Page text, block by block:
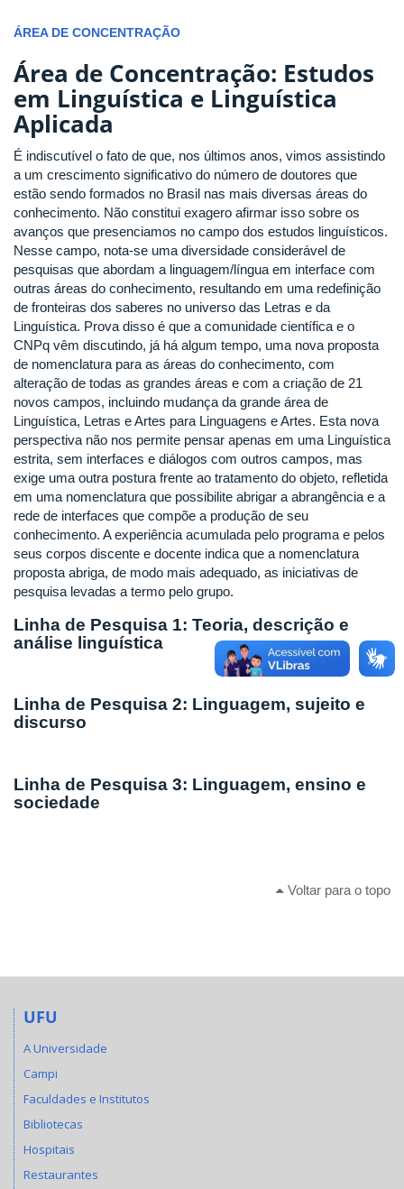
ÁREA DE CONCENTRAÇÃO
Área de Concentração: Estudos
em Linguística e Linguística
Aplicada
É indiscutível o fato de que, nos últimos anos, vimos assistindo
a um crescimento significativo do número de doutores que
estão sendo formados no Brasil nas mais diversas áreas do
conhecimento. Não constitui exagero afirmar isso sobre os
avanços que presenciamos no campo dos estudos linguísticos.
Nesse campo, nota-se uma diversidade considerável de
pesquisas que abordam a linguagem/língua em interface com
outras áreas do conhecimento, resultando em uma redefinição
de fronteiras dos saberes no universo das Letras e da
Linguística. Prova disso é que a comunidade científica e o
CNPq vêm discutindo, já há algum tempo, uma nova proposta
de nomenclatura para as áreas do conhecimento, com
alteração de todas as grandes áreas e com a criação de 21
novos campos, incluindo mudança da grande área de
Linguística, Letras e Artes para Linguagens e Artes. Esta nova
perspectiva não nos permite pensar apenas em uma Linguística
estrita, sem interfaces e diálogos com outros campos, mas
exige uma outra postura frente ao tratamento do objeto, refletida
em uma nomenclatura que possibilite abrigar a abrangência e a
rede de interfaces que compõe a produção de seu
conhecimento. A experiência acumulada pelo programa e pelos
seus corpos discente e docente indica que a nomenclatura
proposta abriga, de modo mais adequado, as iniciativas de
pesquisa levadas a termo pelo grupo.
Linha de Pesquisa 1: Teoria, descrição e
análise linguística
Linha de Pesquisa 2: Linguagem, sujeito e
discurso
Linha de Pesquisa 3: Linguagem, ensino e
sociedade
Voltar para o topo
UFU
A Universidade
Campi
Faculdades e Institutos
Bibliotecas
Hospitais
Restaurantes